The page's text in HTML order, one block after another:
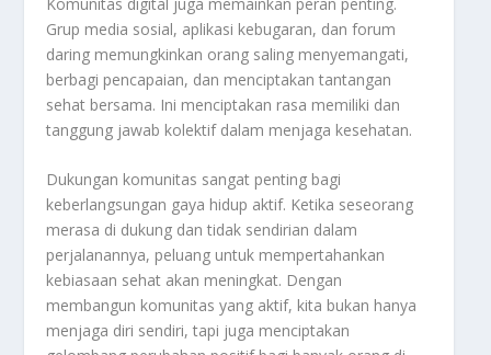
Grup media sosial, aplikasi kebugaran, dan forum
daring memungkinkan orang saling menyemangati,
berbagi pencapaian, dan menciptakan tantangan
sehat bersama. Ini menciptakan rasa memiliki dan
tanggung jawab kolektif dalam menjaga kesehatan.
Dukungan komunitas sangat penting bagi
keberlangsungan gaya hidup aktif. Ketika seseorang
merasa di dukung dan tidak sendirian dalam
perjalanannya, peluang untuk mempertahankan
kebiasaan sehat akan meningkat. Dengan
membangun komunitas yang aktif, kita bukan hanya
menjaga diri sendiri, tapi juga menciptakan